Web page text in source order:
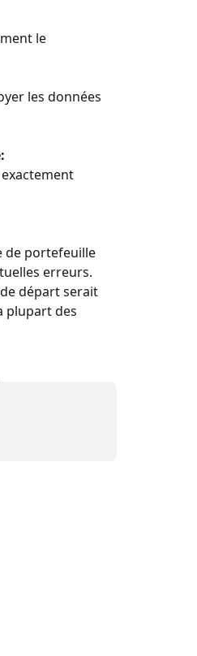
le
les données
de portefeuille
erreurs.
départ serait
plupart des